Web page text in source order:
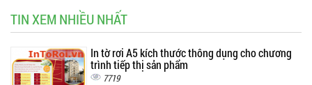
TIN XEM NHIỀU NHẤT
In tờ rơi A5 kích thước thông dụng cho chương
trình tiếp thị sản phẩm
7719